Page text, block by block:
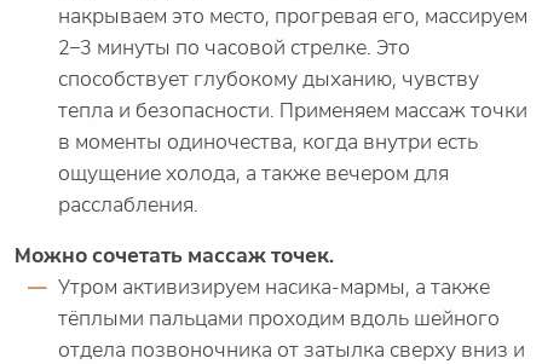
накрываем это место, прогревая его, массируем
2–3 минуты по часовой стрелке. Это
способствует глубокому дыханию, чувству
тепла и безопасности. Применяем массаж точки
в моменты одиночества, когда внутри есть
ощущение холода, а также вечером для
расслабления.
Можно сочетать массаж точек.
Утром активизируем насика-мармы, а также
тёплыми пальцами проходим вдоль шейного
отдела позвоночника от затылка сверху вниз и